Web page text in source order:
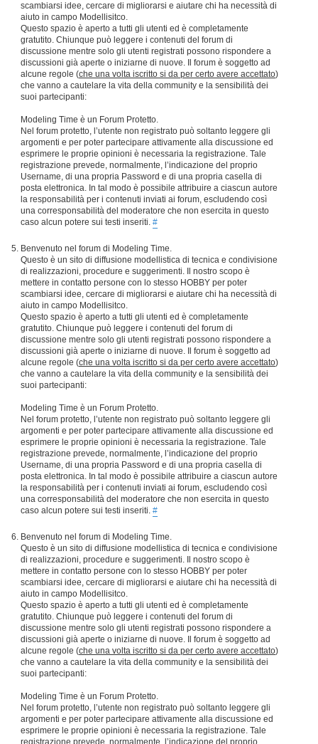
scambiarsi idee, cercare di migliorarsi e aiutare chi ha necessità di
aiuto in campo Modellisitco.
Questo spazio è aperto a tutti gli utenti ed è completamente
gratutito. Chiunque può leggere i contenuti del forum di
discussione mentre solo gli utenti registrati possono rispondere a
discussioni già aperte o iniziarne di nuove. Il forum è soggetto ad
alcune regole (che una volta iscritto si da per certo avere accettato)
che vanno a cautelare la vita della community e la sensibilità dei
suoi partecipanti:
Modeling Time è un Forum Protetto.
Nel forum protetto, l’utente non registrato può soltanto leggere gli
argomenti e per poter partecipare attivamente alla discussione ed
esprimere le proprie opinioni è necessaria la registrazione. Tale
registrazione prevede, normalmente, l’indicazione del proprio
Username, di una propria Password e di una propria casella di
posta elettronica. In tal modo è possibile attribuire a ciascun autore
la responsabilità per i contenuti inviati ai forum, escludendo così
una corresponsabilità del moderatore che non esercita in questo
caso alcun potere sui testi inseriti. #
Benvenuto nel forum di Modeling Time.
Questo è un sito di diffusione modellistica di tecnica e condivisione
di realizzazioni, procedure e suggerimenti. Il nostro scopo è
mettere in contatto persone con lo stesso HOBBY per poter
scambiarsi idee, cercare di migliorarsi e aiutare chi ha necessità di
aiuto in campo Modellisitco.
Questo spazio è aperto a tutti gli utenti ed è completamente
gratutito. Chiunque può leggere i contenuti del forum di
discussione mentre solo gli utenti registrati possono rispondere a
discussioni già aperte o iniziarne di nuove. Il forum è soggetto ad
alcune regole (che una volta iscritto si da per certo avere accettato)
che vanno a cautelare la vita della community e la sensibilità dei
suoi partecipanti:
Modeling Time è un Forum Protetto.
Nel forum protetto, l’utente non registrato può soltanto leggere gli
argomenti e per poter partecipare attivamente alla discussione ed
esprimere le proprie opinioni è necessaria la registrazione. Tale
registrazione prevede, normalmente, l’indicazione del proprio
Username, di una propria Password e di una propria casella di
posta elettronica. In tal modo è possibile attribuire a ciascun autore
la responsabilità per i contenuti inviati ai forum, escludendo così
una corresponsabilità del moderatore che non esercita in questo
caso alcun potere sui testi inseriti. #
Benvenuto nel forum di Modeling Time.
Questo è un sito di diffusione modellistica di tecnica e condivisione
di realizzazioni, procedure e suggerimenti. Il nostro scopo è
mettere in contatto persone con lo stesso HOBBY per poter
scambiarsi idee, cercare di migliorarsi e aiutare chi ha necessità di
aiuto in campo Modellisitco.
Questo spazio è aperto a tutti gli utenti ed è completamente
gratutito. Chiunque può leggere i contenuti del forum di
discussione mentre solo gli utenti registrati possono rispondere a
discussioni già aperte o iniziarne di nuove. Il forum è soggetto ad
alcune regole (che una volta iscritto si da per certo avere accettato)
che vanno a cautelare la vita della community e la sensibilità dei
suoi partecipanti:
Modeling Time è un Forum Protetto.
Nel forum protetto, l’utente non registrato può soltanto leggere gli
argomenti e per poter partecipare attivamente alla discussione ed
esprimere le proprie opinioni è necessaria la registrazione. Tale
registrazione prevede, normalmente, l’indicazione del proprio